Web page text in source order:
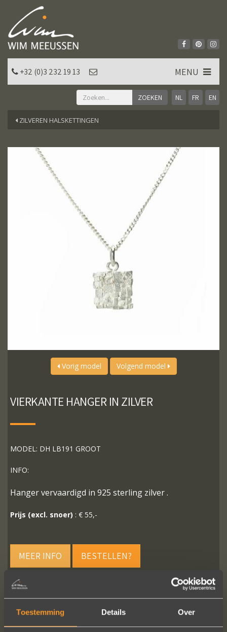
Toestemming Details Over
NL FR EN
+32 (0)3 232 19 13 MENU
ZILVEREN HALSKETTINGEN
Vorig model Volgend model
VIERKANTE HANGER IN ZILVER
MODEL: DH LB191 GROOT
INFO:
Hanger vervaardigd in 925 sterling zilver .
Prijs (excl. snoer) : € 55,-
MEER INFO BESTELLEN?
VOLG ONS OP SOCIALE MEDIA